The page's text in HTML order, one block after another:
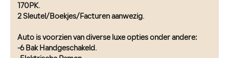
170PK.
2 Sleutel/Boekjes/Facturen aanwezig.
Auto is voorzien van diverse luxe opties onder andere:
-6 Bak Handgeschakeld.